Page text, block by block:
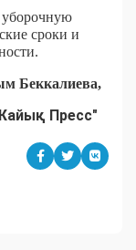
уборочную
сроки и
Беккалиева,
Пресс"